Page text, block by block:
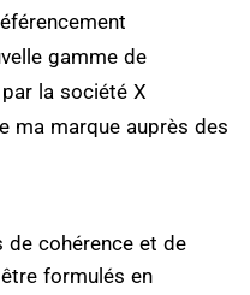
gamme de
la société X
ma marque auprès des
de cohérence et de
formulés en